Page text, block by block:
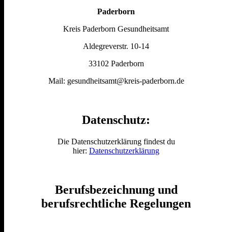
Paderborn
Kreis Paderborn Gesundheitsamt
Aldegreverstr. 10-14
33102 Paderborn
Mail: gesundheitsamt@kreis-paderborn.de
Datenschutz:
Die Datenschutzerklärung findest du
hier: Datenschutzerklärung
Berufsbezeichnung und
berufsrechtliche Regelungen